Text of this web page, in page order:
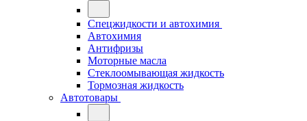
Спецжидкости и автохимия
Автохимия
Антифризы
Моторные масла
Стеклоомывающая жидкость
Тормозная жидкость
Автотовары